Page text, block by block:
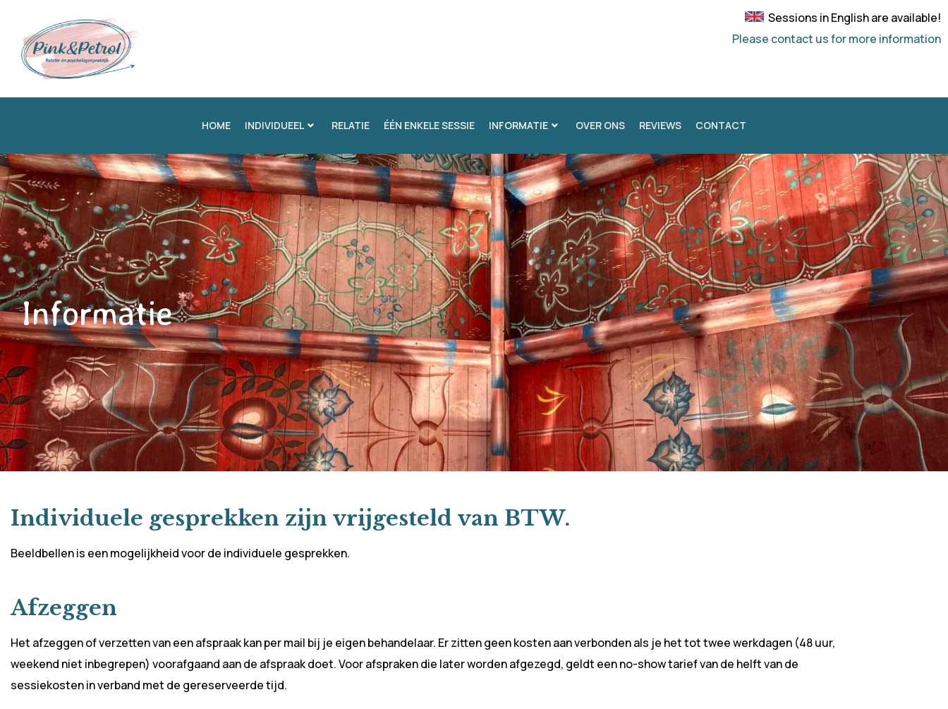
Sessions in English are available!
Please contact us for more information
HOME INDIVIDUEEL RELATIE ÉÉN ENKELE SESSIE INFORMATIE OVER ONS REVIEWS CONTACT
Informatie
Individuele gesprekken zijn vrijgesteld van BTW.
Beeldbellen is een mogelijkheid voor de individuele gesprekken.
Afzeggen
Het afzeggen of verzetten van een afspraak kan per mail bij je eigen behandelaar. Er zitten geen kosten aan verbonden als je het tot twee werkdagen (48 uur,
weekend niet inbegrepen) voorafgaand aan de afspraak doet. Voor afspraken die later worden afgezegd, geldt een no-show tarief van de helft van de
sessiekosten in verband met de gereserveerde tijd.